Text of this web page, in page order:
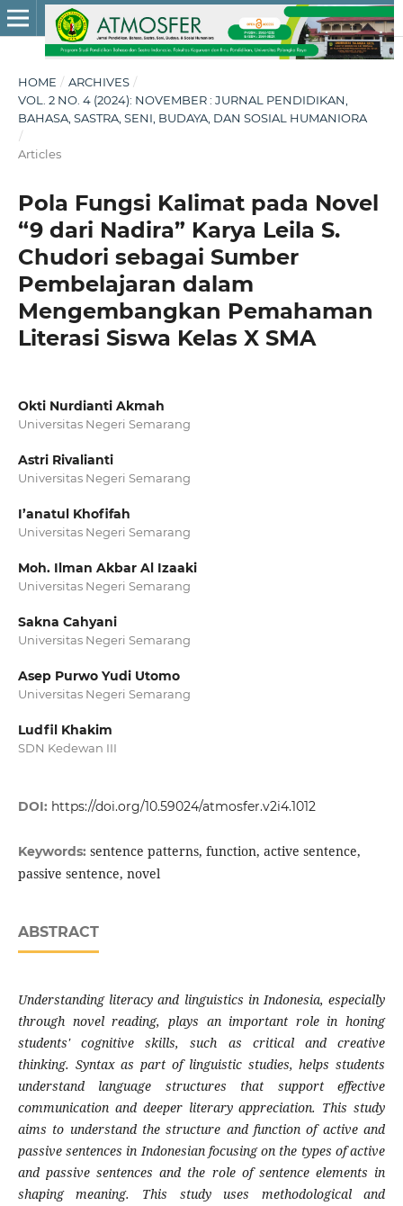
HOME / ARCHIVES /
VOL. 2 NO. 4 (2024): NOVEMBER : JURNAL PENDIDIKAN,
BAHASA, SASTRA, SENI, BUDAYA, DAN SOSIAL HUMANIORA
/
Articles
Pola Fungsi Kalimat pada Novel
“9 dari Nadira” Karya Leila S.
Chudori sebagai Sumber
Pembelajaran dalam
Mengembangkan Pemahaman
Literasi Siswa Kelas X SMA
Okti Nurdianti Akmah
Universitas Negeri Semarang
Astri Rivalianti
Universitas Negeri Semarang
I’anatul Khofifah
Universitas Negeri Semarang
Moh. Ilman Akbar Al Izaaki
Universitas Negeri Semarang
Sakna Cahyani
Universitas Negeri Semarang
Asep Purwo Yudi Utomo
Universitas Negeri Semarang
Ludfil Khakim
SDN Kedewan III
DOI: https://doi.org/10.59024/atmosfer.v2i4.1012
Keywords: sentence patterns, function, active sentence,
passive sentence, novel
ABSTRACT
Understanding literacy and linguistics in Indonesia, especially
through novel reading, plays an important role in honing
students' cognitive skills, such as critical and creative
thinking. Syntax as part of linguistic studies, helps students
understand language structures that support effective
communication and deeper literary appreciation. This study
aims to understand the structure and function of active and
passive sentences in Indonesian focusing on the types of active
and passive sentences and the role of sentence elements in
shaping meaning. This study uses methodological and